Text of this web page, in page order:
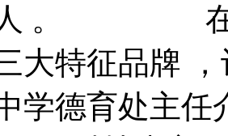
 。 在立
大特征品牌 ，
中学德育处主